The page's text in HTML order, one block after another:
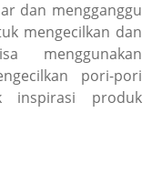
dan mengganggu
mengecilkan dan
menggunakan
pori-pori
produk